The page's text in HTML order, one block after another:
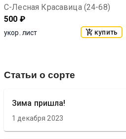
С-Лесная Красавица (24-68)
500 ₽
укор. лист купить
Статьи о сорте
Зима пришла!
1 декабря 2023